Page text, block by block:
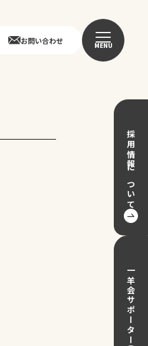
お問い合わせ MENU
採用情報について
一羊会サポーター